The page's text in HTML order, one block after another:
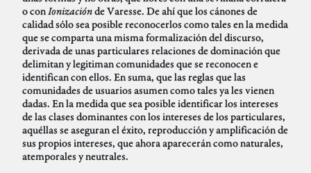
o conIonizaciónde Varesse. De ahí que los cánones de
calidad sólo sea posible reconocerlos como tales en la medida
que se comparta una misma formalización del discurso,
derivada de unas particulares relaciones de dominación que
delimitan y legitiman comunidades que se reconocen e
identifican con ellos. En suma, que las reglas que las
comunidades de usuarios asumen como tales ya les vienen
dadas. En la medida que sea posible identificar los intereses
de las clases dominantes con los intereses de los particulares,
aquéllas se aseguran el éxito, reproducción y amplificación de
sus propios intereses, que ahora aparecerán como naturales,
atemporales y neutrales.